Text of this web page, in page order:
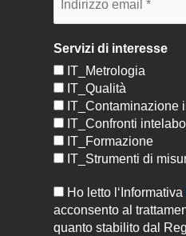
Servizi di interesse
IT_Metrologia
IT_Qualità
IT_Contaminazione
IT_Confronti
IT_Formazione
IT_Strumenti di
Ho letto l‘Informativa
acconsento al
quanto stabilito dal